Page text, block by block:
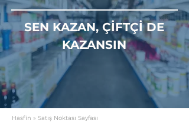
SEN KAZAN, ÇİFTÇİ DE
KAZANSIN
Hasfin » Satış Noktası Sayfası